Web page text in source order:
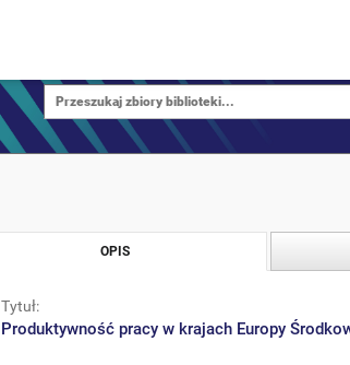
OPIS
Tytuł:
Produktywność pracy w krajach Europy